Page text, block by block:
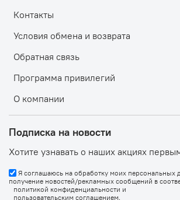
Контакты
Условия обмена и возврата
Обратная связь
Программа привилегий
О компании
Подписка на новости
Хотите узнавать о наших акциях
Я соглашаюсь на обработку моих персональных
получение новостей/рекламных сообщений в
политикой конфиденциальности и
пользовательским соглашением.